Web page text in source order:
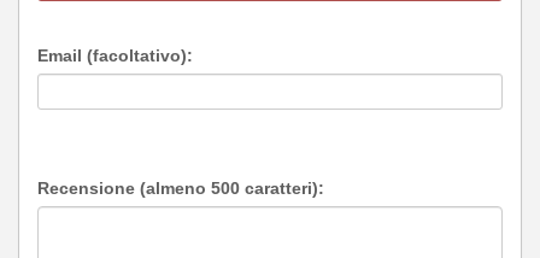
Email (facoltativo):
Recensione (almeno 500 caratteri):